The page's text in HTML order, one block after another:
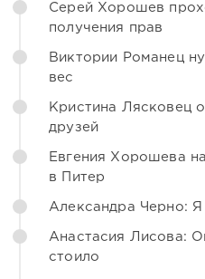
Серей Хорошев
получения прав
Виктории Романец
вес
Кристина Лясковец
друзей
Евгения Хорошева
в Питер
Александра Черно: Я
Анастасия Лисова:
стоило